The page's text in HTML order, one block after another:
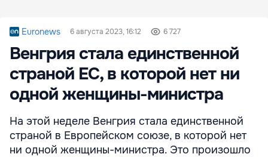
Euronews 6 августа 2023, 16:12 6 727
Венгрия стала единственной
страной ЕС, в которой нет ни
одной женщины-министра
На этой неделе Венгрия стала единственной
страной в Европейском союзе, в которой нет
ни одной женщины-министра. Это произошло